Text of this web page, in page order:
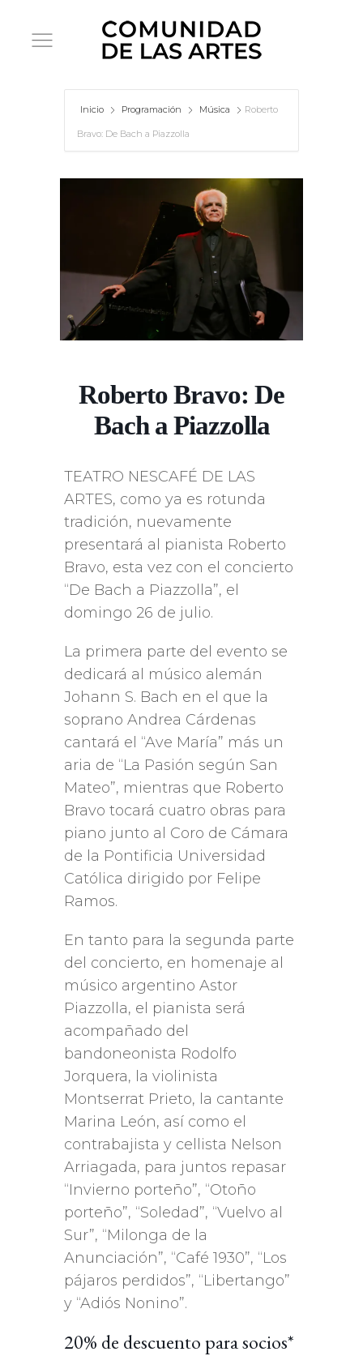
Inicio Programación Música Roberto
Bravo: De Bach a Piazzolla
Roberto Bravo: De
Bach a Piazzolla
TEATRO NESCAFÉ DE LAS
ARTES, como ya es rotunda
tradición, nuevamente
presentará al pianista Roberto
Bravo, esta vez con el concierto
“De Bach a Piazzolla”, el
domingo 26 de julio.
La primera parte del evento se
dedicará al músico alemán
Johann S. Bach en el que la
soprano Andrea Cárdenas
cantará el “Ave María” más un
aria de “La Pasión según San
Mateo”, mientras que Roberto
Bravo tocará cuatro obras para
piano junto al Coro de Cámara
de la Pontificia Universidad
Católica dirigido por Felipe
Ramos.
En tanto para la segunda parte
del concierto, en homenaje al
músico argentino Astor
Piazzolla, el pianista será
acompañado del
bandoneonista Rodolfo
Jorquera, la violinista
Montserrat Prieto, la cantante
Marina León, así como el
contrabajista y cellista Nelson
Arriagada, para juntos repasar
“Invierno porteño”, “Otoño
porteño”, “Soledad”, “Vuelvo al
Sur”, “Milonga de la
Anunciación”, “Café 1930”, “Los
pájaros perdidos”, “Libertango”
y “Adiós Nonino”.
20% de descuento para socios*